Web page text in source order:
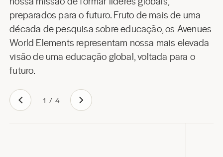
preparados para o futuro. Fruto de mais de uma
década de pesquisa sobre educação, os Avenues
World Elements representam nossa mais elevada
visão de uma educação global, voltada para o
futuro.
1 / 4